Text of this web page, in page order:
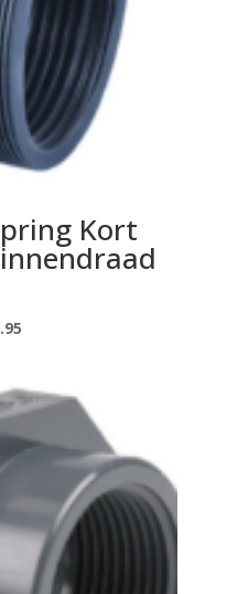
Kort